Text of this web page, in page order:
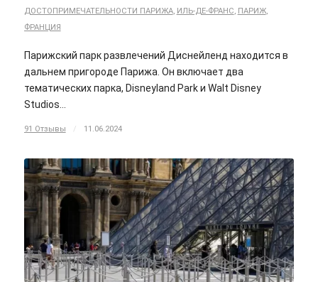
ДОСТОПРИМЕЧАТЕЛЬНОСТИ ПАРИЖА, ИЛЬ-ДЕ-ФРАНС ПАРИЖ,
ФРАНЦИЯ
Парижский парк развлечений Диснейленд находится в
дальнем пригороде Парижа. Он включает два
тематических парка, Disneyland Park и Walt Disney
Studios…
91 Отзывы / 11.06.2024